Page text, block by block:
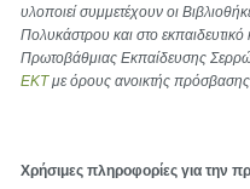
υλοποιεί συμμετέχουν οι
Πολυκάστρου και στο
Πρωτοβάθμιας Εκπαίδευσης
ΕΚΤμε όρους ανοικτής
Χρήσιμες πληροφορίες για την